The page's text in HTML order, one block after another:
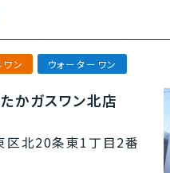
ン ウォーターワン
かガスワン北店
区北20条東1丁目2番